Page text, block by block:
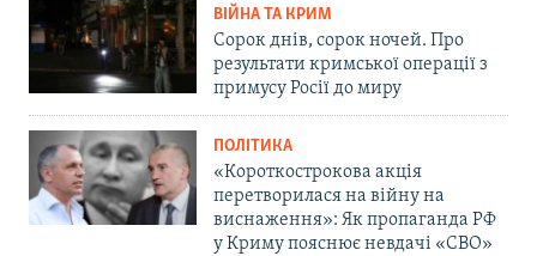
ВІЙНА ТА КРИМ
Сорок днів, сорок ночей. Про
результати кримської операції з
примусу Росії до миру
ПОЛІТИКА
«Короткострокова акція
перетворилася на війну на
виснаження»: Як пропаганда РФ
у Криму пояснює невдачі «СВО»